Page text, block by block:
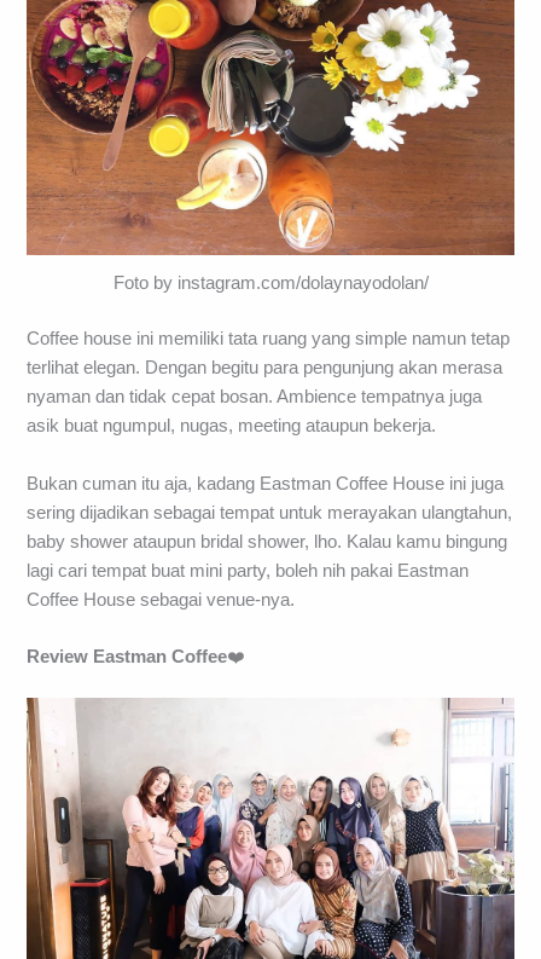
Foto by instagram.com/dolaynayodolan/
Coffee house ini memiliki tata ruang yang simple namun tetap
terlihat elegan. Dengan begitu para pengunjung akan merasa
nyaman dan tidak cepat bosan. Ambience tempatnya juga
asik buat ngumpul, nugas, meeting ataupun bekerja.
Bukan cuman itu aja, kadang Eastman Coffee House ini juga
sering dijadikan sebagai tempat untuk merayakan ulangtahun,
baby shower ataupun bridal shower, lho. Kalau kamu bingung
lagi cari tempat buat mini party, boleh nih pakai Eastman
Coffee House sebagai venue-nya.
Review Eastman Coffee❤️